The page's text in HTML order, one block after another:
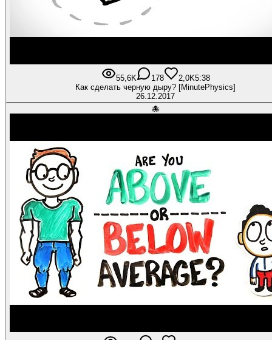
55,6K 178 2,0K5:38
Как сделать черную дыру? [MinutePhysics]
26.12.2017
🐙